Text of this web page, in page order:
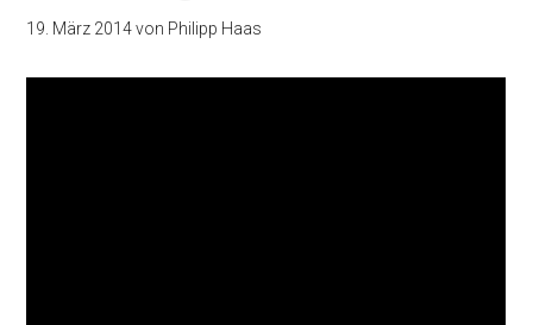
19. März 2014von Philipp Haas